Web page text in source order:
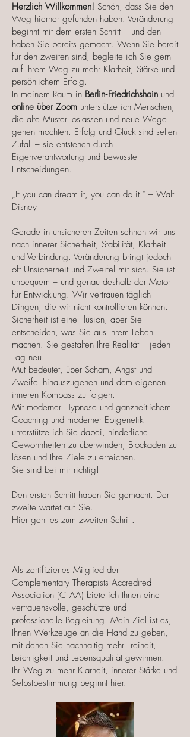
Herzlich Willkommen! Schön, dass Sie den
Weg hierher gefunden haben. Veränderung
beginnt mit dem ersten Schritt – und den
haben Sie bereits gemacht. Wenn Sie bereit
für den zweiten sind, begleite ich Sie gern
auf Ihrem Weg zu mehr Klarheit, Stärke und
persönlichem Erfolg.
In meinem Raum in Berlin‑Friedrichshain und
online über Zoom unterstütze ich Menschen,
die alte Muster loslassen und neue Wege
gehen möchten. Erfolg und Glück sind selten
Zufall – sie entstehen durch
Eigenverantwortung und bewusste
Entscheidungen.
„If you can dream it, you can do it.“ – Walt
Disney
Gerade in unsicheren Zeiten sehnen wir uns
nach innerer Sicherheit, Stabilität, Klarheit
und Verbindung. Veränderung bringt jedoch
oft Unsicherheit und Zweifel mit sich. Sie ist
unbequem – und genau deshalb der Motor
für Entwicklung. Wir vertrauen täglich
Dingen, die wir nicht kontrollieren können.
Sicherheit ist eine Illusion, aber Sie
entscheiden, was Sie aus Ihrem Leben
machen. Sie gestalten Ihre Realität – jeden
Tag neu.
Mut bedeutet, über Scham, Angst und
Zweifel hinauszugehen und dem eigenen
inneren Kompass zu folgen.
Mit moderner Hypnose und ganzheitlichem
Coaching und moderner Epigenetik
unterstütze ich Sie dabei, hinderliche
Gewohnheiten zu überwinden, Blockaden zu
lösen und Ihre Ziele zu erreichen.
Sie sind bei mir richtig!
Den ersten Schritt haben Sie gemacht. Der
zweite wartet auf Sie.
Hier geht es zum zweiten Schritt.
Als zertifiziertes Mitglied der
Complementary Therapists Accredited
Association (CTAA) biete ich Ihnen eine
vertrauensvolle, geschützte und
professionelle Begleitung. Mein Ziel ist es,
Ihnen Werkzeuge an die Hand zu geben,
mit denen Sie nachhaltig mehr Freiheit,
Leichtigkeit und Lebensqualität gewinnen.
Ihr Weg zu mehr Klarheit, innerer Stärke und
Selbstbestimmung beginnt hier.